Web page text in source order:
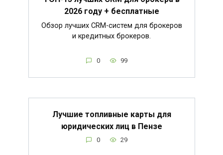
2026 году + бесплатные
Обзор лучших CRM-систем для брокеров
и кредитных брокеров.
0 99
Лучшие топливные карты для
юридических лиц в Пензе
0 29